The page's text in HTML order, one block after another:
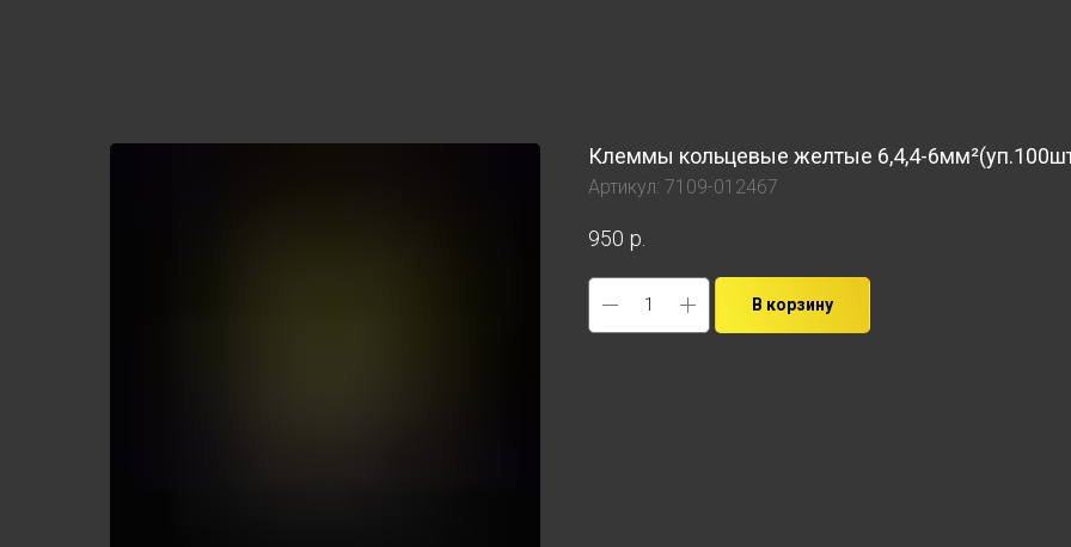
Клеммы кольцевые желтые 6,4,4-
Артикул: 7109-012467
950 р.
В корзину